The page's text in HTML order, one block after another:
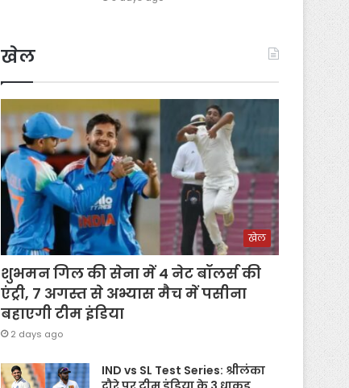
खेल
खेल
शुभमन गिल की सेना में 4 नेट बॉलर्स की
एंट्री, 7 अगस्त से अभ्यास मैच में पसीना
बहाएगी टीम इंडिया
2 days ago
IND vs SL Test Series: श्रीलंका